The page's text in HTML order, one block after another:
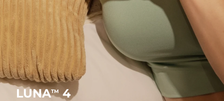
LUNATM4
FAQ™ Dual LED Panel
热门产品
特别优惠
英国 预计送达日期 09/08/2026
西班牙 09/08/2026
澳大利亚 预计送达日期12/08/2026
法国 预计送达日期 09/08/2026